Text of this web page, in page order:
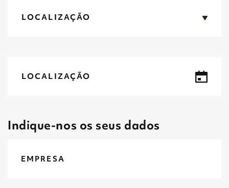
LOCALIZAÇÃO
LOCALIZAÇÃO
Indique-nos os seus dados